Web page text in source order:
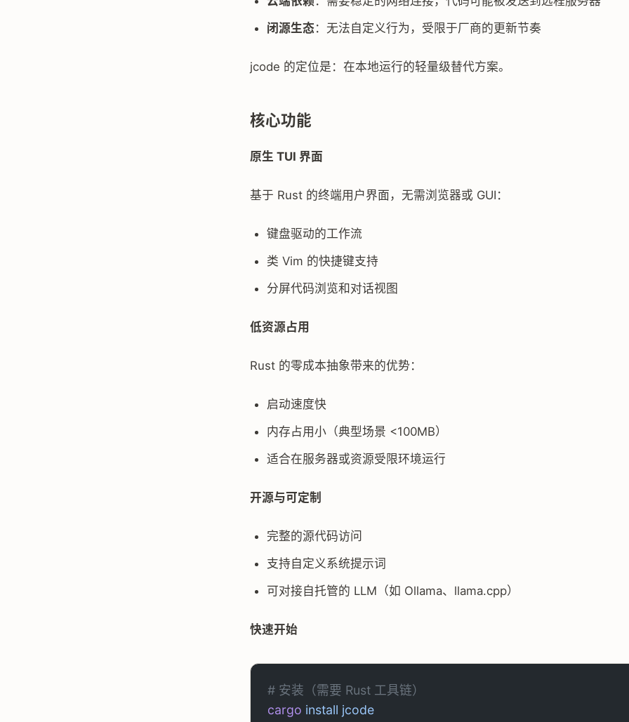
闭源生态：无法自定义行为，受限于厂商的更新节奏
jcode 的定位是：在本地运行的轻量级替代方案。
核心功能
原生 TUI 界面
基于 Rust 的终端用户界面，无需浏览器或 GUI：
键盘驱动的工作流
类 Vim 的快捷键支持
分屏代码浏览和对话视图
低资源占用
Rust 的零成本抽象带来的优势：
启动速度快
内存占用小（典型场景 <100MB）
适合在服务器或资源受限环境运行
开源与可定制
完整的源代码访问
支持自定义系统提示词
可对接自托管的 LLM（如 Ollama、llama.cpp）
快速开始
# 安装（需要 Rust 工具链）
cargo install jcode